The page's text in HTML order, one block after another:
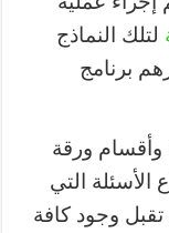
لتلك النماذج
برنامج
ورقة
الأسئلة التي
وجود كافة